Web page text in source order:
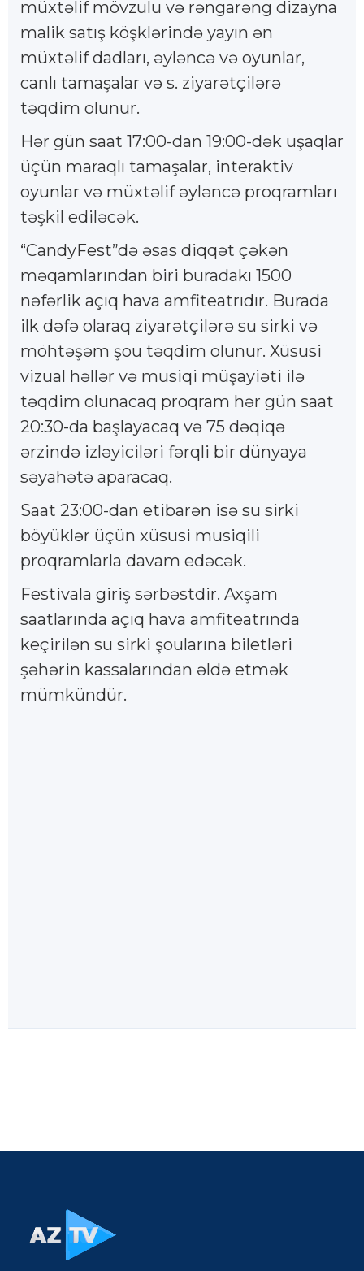
müxtəlif mövzulu və rəngarəng dizayna
malik satış köşklərində yayın ən
müxtəlif dadları, əyləncə və oyunlar,
canlı tamaşalar və s. ziyarətçilərə
təqdim olunur.
Hər gün saat 17:00-dan 19:00-dək uşaqlar
üçün maraqlı tamaşalar, interaktiv
oyunlar və müxtəlif əyləncə proqramları
təşkil ediləcək.
“CandyFest”də əsas diqqət çəkən
məqamlarından biri buradakı 1500
nəfərlik açıq hava amfiteatrıdır. Burada
ilk dəfə olaraq ziyarətçilərə su sirki və
möhtəşəm şou təqdim olunur. Xüsusi
vizual həllər və musiqi müşayiəti ilə
təqdim olunacaq proqram hər gün saat
20:30-da başlayacaq və 75 dəqiqə
ərzində izləyiciləri fərqli bir dünyaya
səyahətə aparacaq.
Saat 23:00-dan etibarən isə su sirki
böyüklər üçün xüsusi musiqili
proqramlarla davam edəcək.
Festivala giriş sərbəstdir. Axşam
saatlarında açıq hava amfiteatrında
keçirilən su sirki şoularına biletləri
şəhərin kassalarından əldə etmək
mümkündür.